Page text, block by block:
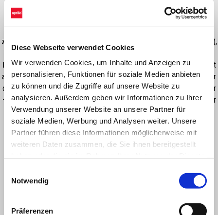
Diese Webseite verwendet Cookies
Wir verwenden Cookies, um Inhalte und Anzeigen zu
personalisieren, Funktionen für soziale Medien anbieten
zu können und die Zugriffe auf unsere Website zu
analysieren. Außerdem geben wir Informationen zu Ihrer
Verwendung unserer Website an unsere Partner für
soziale Medien, Werbung und Analysen weiter. Unsere
Partner führen diese Informationen möglicherweise mit
weiteren Daten zusammen, die Sie ihnen bereitgestellt
Notwendig
Präferenzen
und teste die drei zusätzlichen Fahrmodi (Race, Track1 und Track2).
Track enthält außerdem die Aprilia Launch Control (ALC) für Starthilfe
(exklusiv für den Einsatz auf der Rennstrecke), den Pit Limiter (APL)
zur Begrenzung der Höchstgeschwindigkeit sowie Slide Control (ASC),
das seitliches Ausbrechen des Hinterrads voraussieht und begrenzt.
Das Track Pack ist serienmäßig bei der RSV4 Factory enthalten. Es ist
als optionales Zubehör für die RSV4 und Tuono V4 erhältlich, kann über
die Aprilia MIA App gekauft werden – ganz ohne Besuch beim Händler
– und erfordert die Verbindung mit Aprilia MIA (ein optionales Zubehör
für RSV4 und Tuono V4 und serienmäßig bei der RSV4 Factory
enthalten).